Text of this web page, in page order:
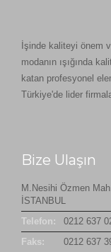
İşinde kaliteyi önem
modanın ışığında
katan profesyonel
Türkiye'de lider
Bize Ulaşın
M.Nesihi Özmen
İSTANBUL
Telefon:
0212 637
Faks:
0212 637